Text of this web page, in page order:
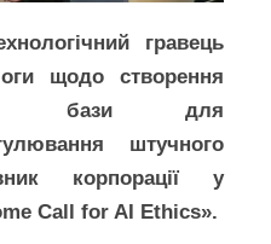
гравець
щодо створення
бази для
штучного
корпорації у
Call for AI Ethics».